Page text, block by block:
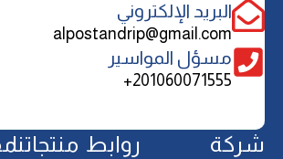
البريد الإلكتروني
alpostandrip@gmail.com
مسؤل المواسير
201060071555+
ﺷﺮﻛﺔ
روابط منتجاتنا